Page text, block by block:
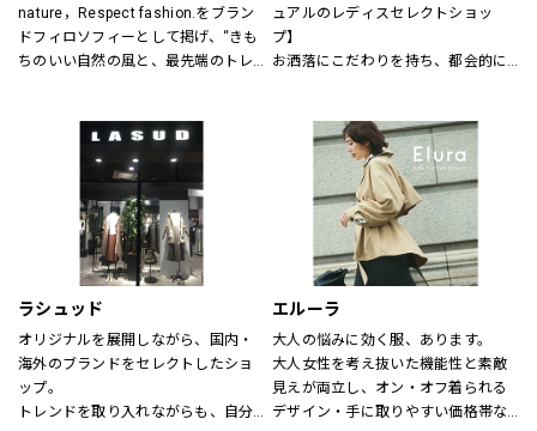
nature，Respect fashion.をブラン
ドフィロソフィーとして掲げ、“きも
ちのいい自然の風と、最先端のトレ
るような、健康的で、スタイリッシ
ュなライフスタイル”を提案するブラ
ュアルのレディスセレクトショッ
プ】
お洒落にこだわりを持ち、都会的に
案型セレクトショップ。
自然空間に存在する色と素材、様々
なテイストが融合した居心地の良い
店内でくつろぎながらお洒落が楽し
める、そんな空間をご提供します。
～メンバーズカードについて～
5,500円（税込）お買い上げ毎に、ス
24個スタンプで5,500円の割引カー
ドとしてご利用頂けます。
有効期限はございません。全店舗に
て使用できます。
ラシュッド
オリジナルを展開しながら、国内・
海外のブランドをセレクトしたショ
ップ。
トレンドを取り入れながらも、自分
エルーラ
大人の悩みに効く服、あります。
大人女性を考え抜いた機能性と素敵
見えが両立し、オン・オフ着られる
デザイン・手に取りやすい価格帯な